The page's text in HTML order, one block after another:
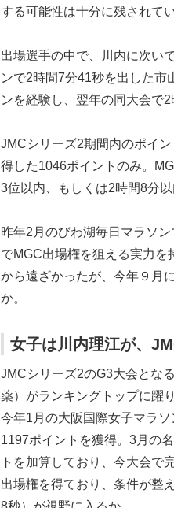
する可能性は十分に残されてい
出場選手の中で、川内に次い
ンで2時間7分41秒を出した市
ンを経験し、翌年の同大会で
JMCシリーズ2期間内のポイ
得した1046ポイントのみ。
3位以内、もしくは2時間8分
昨年2月のびわ湖毎日マラソ
でMGC出場権を狙える実力を
から遠ざかったが、今年９月
か。
女子は川内理江が、
JMCシリーズ2のG3大会とな
薬）がランキングトップに躍
今年1月の大阪国際女子マラ
1197ポイントを獲得。3月の
トを加算しており、今大会で
出場権を得ており、条件が整